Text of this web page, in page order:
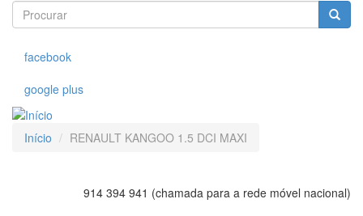
Passar
para
conteúdo
Procurar
facebook
google plus
Início RENAULT KANGOO 1.5 DCI MAXI
914 394 941 (chamada para a rede móvel nacional)